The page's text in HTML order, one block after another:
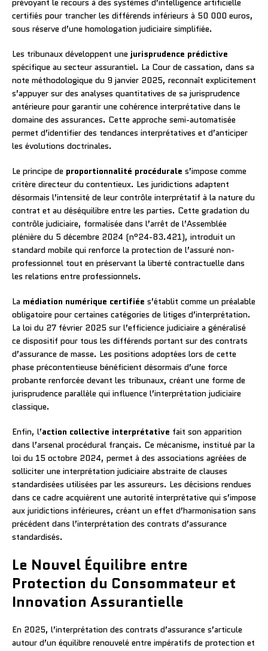
certifiés pour trancher les différends inférieurs à 50 000 euros,
sous réserve d’une homologation judiciaire simplifiée.
Les tribunaux développent une jurisprudence prédictive
spécifique au secteur assurantiel. La Cour de cassation, dans sa
note méthodologique du 9 janvier 2025, reconnaît explicitement
s’appuyer sur des analyses quantitatives de sa jurisprudence
antérieure pour garantir une cohérence interprétative dans le
domaine des assurances. Cette approche semi-automatisée
permet d’identifier des tendances interprétatives et d’anticiper
les évolutions doctrinales.
Le principe de proportionnalité procédurale s’impose comme
critère directeur du contentieux. Les juridictions adaptent
désormais l’intensité de leur contrôle interprétatif à la nature du
contrat et au déséquilibre entre les parties. Cette gradation du
contrôle judiciaire, formalisée dans l’arrêt de l’Assemblée
plénière du 5 décembre 2024 (n°24-83.421), introduit un
standard mobile qui renforce la protection de l’assuré non-
professionnel tout en préservant la liberté contractuelle dans
les relations entre professionnels.
La médiation numérique certifiée s’établit comme un préalable
obligatoire pour certaines catégories de litiges d’interprétation.
La loi du 27 février 2025 sur l’efficience judiciaire a généralisé
ce dispositif pour tous les différends portant sur des contrats
d’assurance de masse. Les positions adoptées lors de cette
phase précontentieuse bénéficient désormais d’une force
probante renforcée devant les tribunaux, créant une forme de
jurisprudence parallèle qui influence l’interprétation judiciaire
classique.
Enfin, l’action collective interprétative fait son apparition
dans l’arsenal procédural français. Ce mécanisme, institué par la
loi du 15 octobre 2024, permet à des associations agréées de
solliciter une interprétation judiciaire abstraite de clauses
standardisées utilisées par les assureurs. Les décisions rendues
dans ce cadre acquièrent une autorité interprétative qui s’impose
aux juridictions inférieures, créant un effet d’harmonisation sans
précédent dans l’interprétation des contrats d’assurance
standardisés.
Le Nouvel Équilibre entre
Protection du Consommateur et
Innovation Assurantielle
En 2025, l’interprétation des contrats d’assurance s’articule
autour d’un équilibre renouvelé entre impératifs de protection et